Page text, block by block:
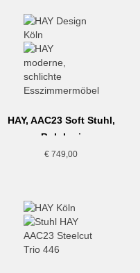
HAY, AAC23 Soft Stuhl,
Bolgheri
€ 749,00